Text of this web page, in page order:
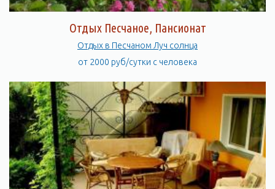
Отдых Песчаное, Пансионат
Отдых в Песчаном Луч солнца
от 2000 руб/сутки с человека